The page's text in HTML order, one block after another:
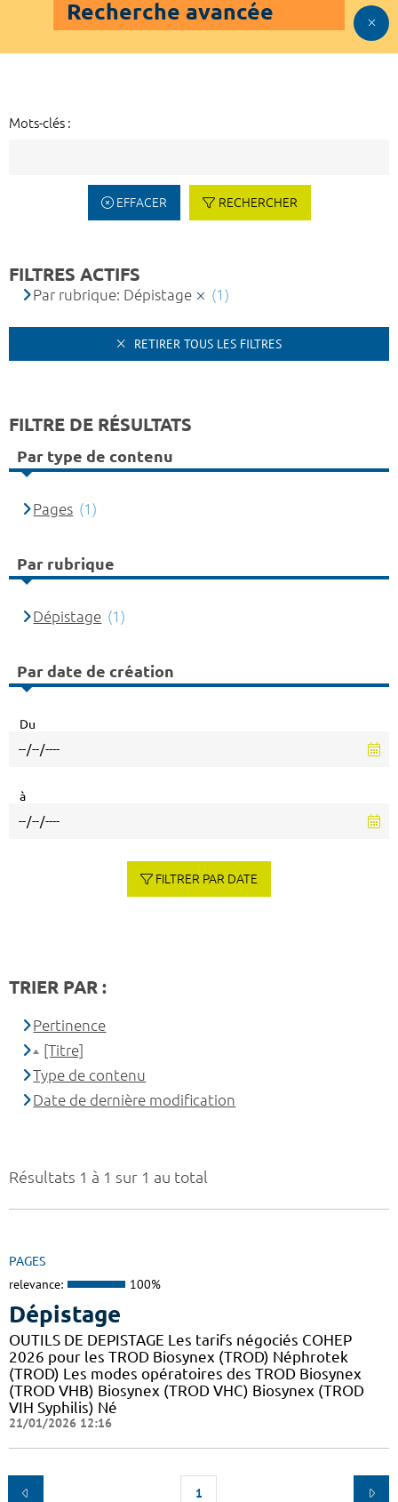
Recherche avancée
Mots-clés :
EFFACER RECHERCHER
Résultats 1 à 1 sur 1 au total
PAGES
relevance: 100%
Dépistage
OUTILS DE DEPISTAGE Les tarifs négociés COHEP
2026 pour les TROD Biosynex (TROD) Néphrotek
(TROD) Les modes opératoires des TROD Biosynex
(TROD VHB) Biosynex (TROD VHC) Biosynex (TROD
VIH Syphilis) Né
21/01/2026 12:16
1
FILTRES ACTIFS
Par rubrique: Dépistage (1)
RETIRER TOUS LES FILTRES
FILTRE DE RÉSULTATS
Par type de contenu
Pages (1)
Par rubrique
Dépistage (1)
Par date de création
Du
à
FILTRER PAR DATE
TRIER PAR :
Pertinence
[Titre]
Type de contenu
Date de dernière modification